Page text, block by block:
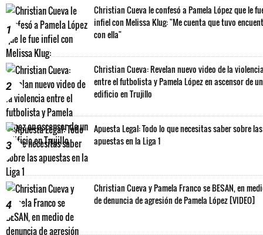
1
Christian Cueva le confesó a Pamela López que le
infiel con Melissa Klug: "Me cuenta que tuvo
con ella"
2
Christian Cueva: Revelan nuevo video de la
entre el futbolista y Pamela López en ascensor de un
edificio en Trujillo
3
Apuesta Legal: Todo lo que necesitas saber sobre las
apuestas en la Liga 1
4
Christian Cueva y Pamela Franco se BESAN, en
de denuncia de agresión de Pamela López [VIDEO]